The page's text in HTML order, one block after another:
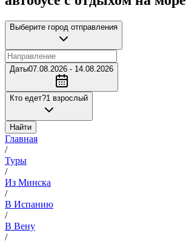
Выберите город отправления
Даты07.08.2026 - 14.08.2026
Кто едет?1 взрослый
Найти
Главная
/
Туры
/
Из Минска
/
В Испанию
/
В Вену
/